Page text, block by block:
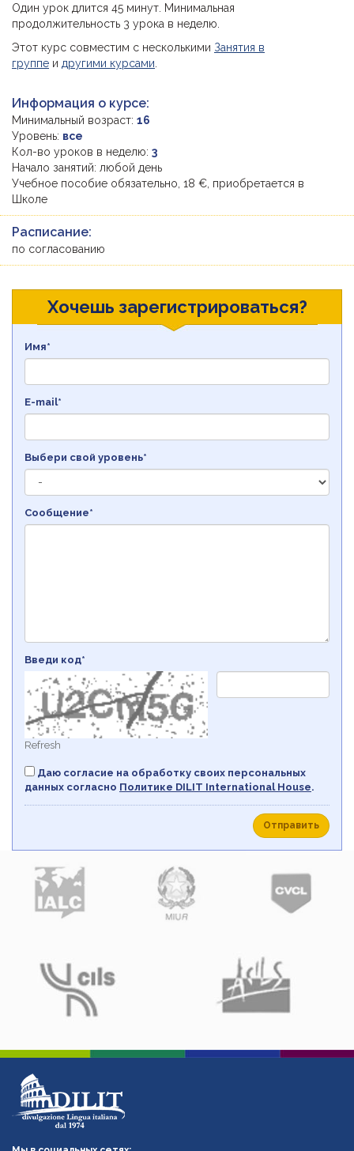
Один урок длится 45 минут. Минимальная
продолжительность 3 урока в неделю.
Этот курс совместим с несколькими Занятия в
группе и другими курсами
Информация о курсе:
Минимальный возраст: 16
Уровень: все
Кол-во уроков в неделю: 3
Начало занятий: любой день
Учебное пособие обязательно, 18 €, приобретается в
Школе
Расписание:
по согласованию
Хочешь зарегистрироваться?
Имя*
E-mail*
Выбери свой уровень*
Сообщение*
Введи код*
Refresh
Даю согласие на обработку своих персональных
данных согласно Политикe DILIT International House.
Отправить